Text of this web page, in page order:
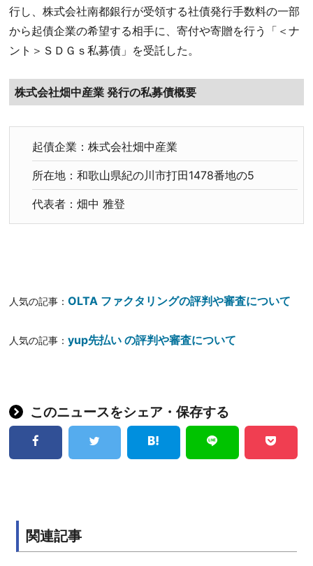
行し、株式会社南都銀行が受領する社債発行手数料の一部
から起債企業の希望する相手に、寄付や寄贈を行う「＜ナ
ント＞ＳＤＧｓ私募債」を受託した。
株式会社畑中産業 発行の私募債概要
起債企業：株式会社畑中産業
所在地：和歌山県紀の川市打田1478番地の5
代表者：畑中 雅登
人気の記事：OLTA ファクタリングの評判や審査について
人気の記事：yup先払い の評判や審査について
このニュースをシェア・保存する
関連記事